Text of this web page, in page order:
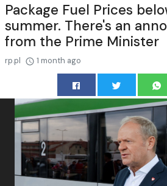
Package Fuel Prices
summer. There's an
from the Prime Minister
rp.pl 1 month ago